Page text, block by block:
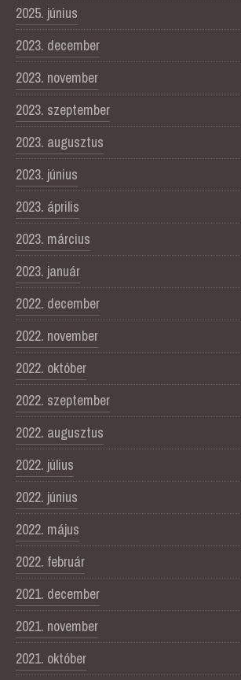
2025. június
2023. december
2023. november
2023. szeptember
2023. augusztus
2023. június
2023. április
2023. március
2023. január
2022. december
2022. november
2022. október
2022. szeptember
2022. augusztus
2022. július
2022. június
2022. május
2022. február
2021. december
2021. november
2021. október